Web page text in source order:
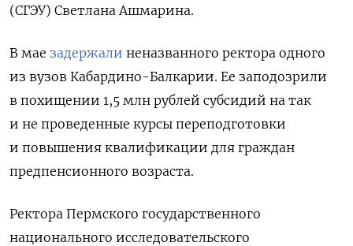
(СГЭУ) Светлана Ашмарина.
В мае задержали неназванного ректора одного
из вузов Кабардино-Балкарии. Ее заподозрили
в похищении 1,5 млн рублей субсидий на так
и не проведенные курсы переподготовки
и повышения квалификации для граждан
предпенсионного возраста.
Ректора Пермского государственного
национального исследовательского